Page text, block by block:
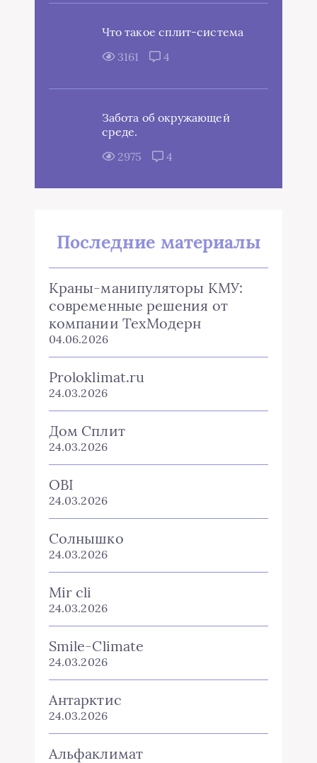
Забота об окружающей
Последние материалы
Proloklimat.ru
24.03.2026
Дом Сплит
24.03.2026
OBI
24.03.2026
Солнышко
24.03.2026
Mir cli
24.03.2026
Smile-Climate
24.03.2026
Антарктис
24.03.2026
Альфаклимат
24.03.2026
DesAir
24.03.2026
Торгинжиниринг